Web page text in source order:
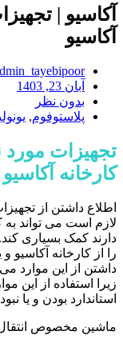
آکاسیو |
آکاسیو
آبان 23, 1403
بدون نظر
پلاستوفوم,
تجهیزات مورد
کارخانه
اطلاع داشتن از
لازم است می تواند
دارند کمک بسیاری
را از کارخانه آکاسیو
داشتن از این موارد می
زیرا استفاده از این
استاندارد بودن و یا
ماشین مخصوص